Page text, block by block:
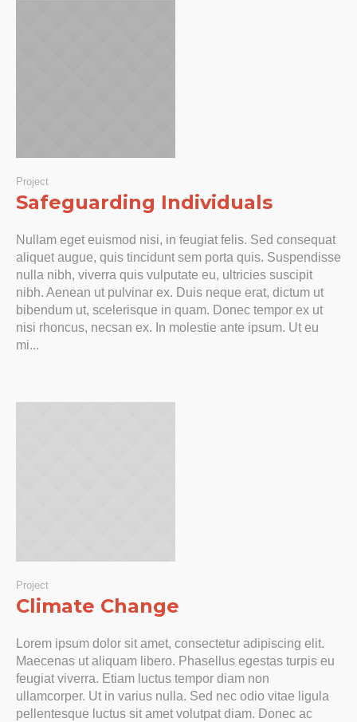
Project
Safeguarding Individuals
Nullam eget euismod nisi, in feugiat felis. Sed consequat
aliquet augue, quis tincidunt sem porta quis. Suspendisse
nulla nibh, viverra quis vulputate eu, ultricies suscipit
nibh. Aenean ut pulvinar ex. Duis neque erat, dictum ut
bibendum ut, scelerisque in quam. Donec tempor ex ut
nisi rhoncus, necsan ex. In molestie ante ipsum. Ut eu
mi...
Project
Climate Change
Lorem ipsum dolor sit amet, consectetur adipiscing elit.
Maecenas ut aliquam libero. Phasellus egestas turpis eu
feugiat viverra. Etiam luctus tempor diam non
ullamcorper. Ut in varius nulla. Sed nec odio vitae ligula
pellentesque luctus sit amet volutpat diam. Donec ac